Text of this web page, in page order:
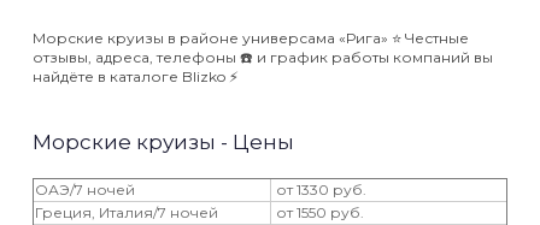
Морские круизы в районе универсама «Рига» ⭐️ Честные
отзывы, адреса, телефоны ☎️ и график работы компаний вы
найдёте в каталоге Blizko ⚡️
Морские круизы - Цены
ОАЭ/7 ночей
от 1330 руб.
Греция, Италия/7 ночей
от 1550 руб.